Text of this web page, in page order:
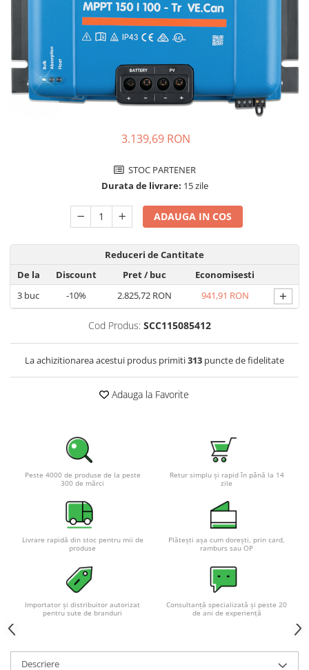
Incarcatoare acumulatori
Panouri fotovoltaice si accesorii
Panouri fotovoltaice
Sisteme prindere panouri
fotovoltaice
Accesorii
Controlere solare
PWM
Sisteme de stocare energie
LiFePO4
Pachete complete stocare energie
Sisteme de Stocare Comerciale
Sisteme fotovoltaice complete
mica (rulota/caravan/case de
Pachete sisteme fotovoltaice
Statii de incarcare vehicule
electrice
Cabluri de incarcare vehicule
Prize de incarcare vehicule
Turbine eoliene pentru casă
Acumulatori VRLA AGM/GEL /
Tractiune / LiFePo4
Baterii si acumulatori gel si VRLA
3.139,69 RON
STOC PARTENER
Durata de livrare: 15 zile
ADAUGA IN COS
Reduceri de Cantitate
De la
Discount Pret/ buc
Economisesti
3 buc -10% 2.825,72 RON 941,91 RON +
Cod Produs: SCC115085412
La achizitionarea acestui produs primiti313 puncte de fidelitate
Adauga la Favorite
Peste 4000 de produse de la peste
300 de mărci
Retur simplu și rapid în până la 14
zile
Livrare rapidă din stoc pentru mii de
produse
Plătești așa cum dorești, prin card,
ramburs sau OP
Importator și distribuitor autorizat
pentru sute de branduri
Consultanță specializată și peste 20
de ani de experiență
Descriere